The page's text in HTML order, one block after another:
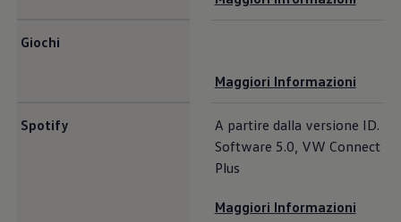
Giochi
Maggiori Informazioni
Spotify
A partire dalla versione ID.
Software 5.0, VW Connect
Plus
Maggiori Informazioni